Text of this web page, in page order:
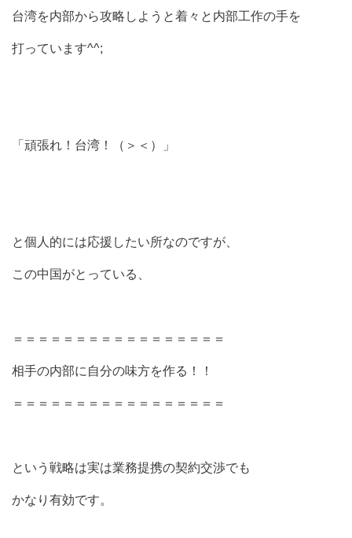
台湾を内部から攻略しようと着々と内部工作の手を
打っています^^;
「頑張れ！台湾！（＞＜）」
と個人的には応援したい所なのですが、
この中国がとっている、
＝＝＝＝＝＝＝＝＝＝＝＝＝＝＝＝＝
相手の内部に自分の味方を作る！！
＝＝＝＝＝＝＝＝＝＝＝＝＝＝＝＝＝
という戦略は実は業務提携の契約交渉でも
かなり有効です。